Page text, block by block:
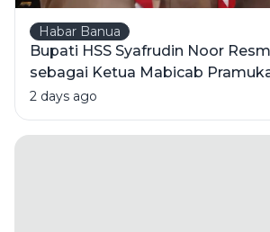
Habar Banua
Bupati HSS Syafrudin Noor
sebagai Ketua Mabicab
Pengurus 2025-2030
2 days ago